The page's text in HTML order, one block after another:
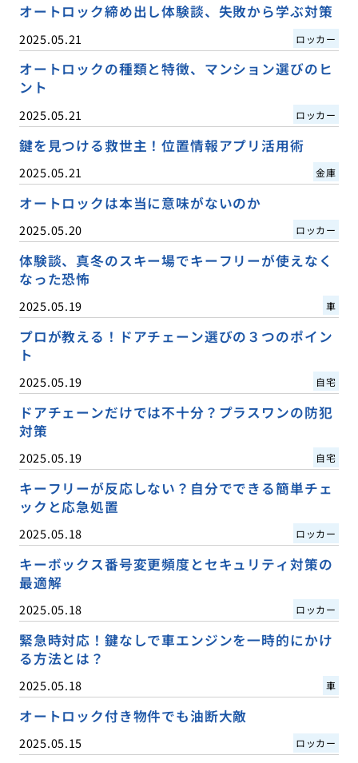
オートロック締め出し体験談、失敗から学ぶ対策
2025.05.21 ロッカー
オートロックの種類と特徴、マンション選びのヒ
ント
2025.05.21 ロッカー
鍵を見つける救世主！位置情報アプリ活用術
2025.05.21 金庫
オートロックは本当に意味がないのか
2025.05.20 ロッカー
体験談、真冬のスキー場でキーフリーが使えなく
なった恐怖
2025.05.19 車
プロが教える！ドアチェーン選びの３つのポイン
ト
2025.05.19 自宅
ドアチェーンだけでは不十分？プラスワンの防犯
対策
2025.05.19 自宅
キーフリーが反応しない？自分でできる簡単チェ
ックと応急処置
2025.05.18 ロッカー
キーボックス番号変更頻度とセキュリティ対策の
最適解
2025.05.18 ロッカー
緊急時対応！鍵なしで車エンジンを一時的にかけ
る方法とは？
2025.05.18 車
オートロック付き物件でも油断大敵
2025.05.15 ロッカー